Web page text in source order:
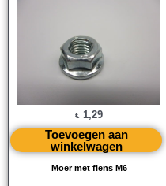
Moer met flens M6
€ 1,29
Toevoegen aan
winkelwagen